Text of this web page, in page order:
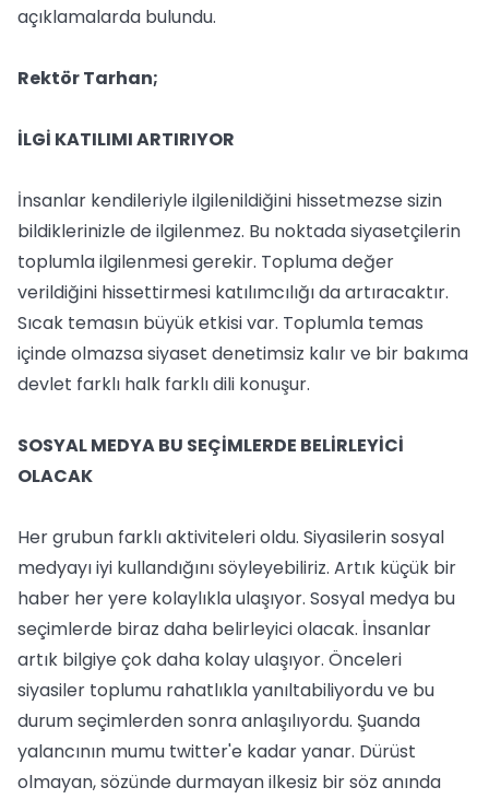
açıklamalarda bulundu.
Rektör Tarhan;
İLGİ KATILIMI ARTIRIYOR
İnsanlar kendileriyle ilgilenildiğini hissetmezse sizin
bildiklerinizle de ilgilenmez. Bu noktada siyasetçilerin
toplumla ilgilenmesi gerekir. Topluma değer
verildiğini hissettirmesi katılımcılığı da artıracaktır.
Sıcak temasın büyük etkisi var. Toplumla temas
içinde olmazsa siyaset denetimsiz kalır ve bir bakıma
devlet farklı halk farklı dili konuşur.
SOSYAL MEDYA BU SEÇİMLERDE BELİRLEYİCİ
OLACAK
Her grubun farklı aktiviteleri oldu. Siyasilerin sosyal
medyayı iyi kullandığını söyleyebiliriz. Artık küçük bir
haber her yere kolaylıkla ulaşıyor. Sosyal medya bu
seçimlerde biraz daha belirleyici olacak. İnsanlar
artık bilgiye çok daha kolay ulaşıyor. Önceleri
siyasiler toplumu rahatlıkla yanıltabiliyordu ve bu
durum seçimlerden sonra anlaşılıyordu. Şuanda
yalancının mumu twitter'e kadar yanar. Dürüst
olmayan, sözünde durmayan ilkesiz bir söz anında